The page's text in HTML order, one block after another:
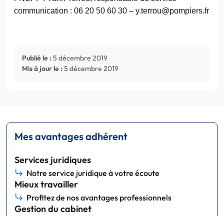
communication : 06 20 50 60 30 – y.terrou@pompiers.fr
Publié le : 5 décembre 2019
Mis à jour le : 5 décembre 2019
Mes avantages adhérent
Services juridiques
Notre service juridique à votre écoute
Mieux travailler
Profitez de nos avantages professionnels
Gestion du cabinet